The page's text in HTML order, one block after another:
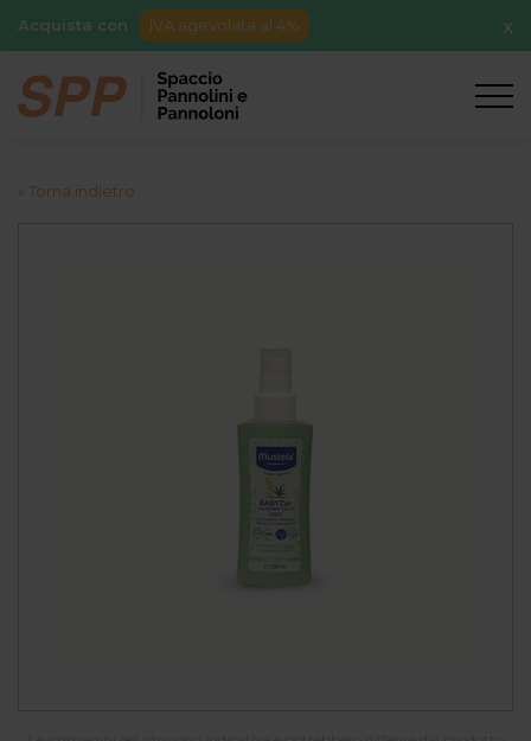
Acquista con IVA agevolata al 4% X
« Torna indietro